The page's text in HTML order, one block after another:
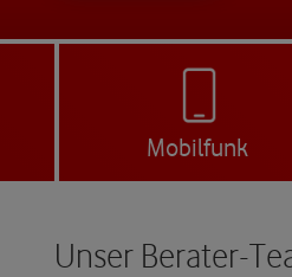
Mobilfunk
Unser Berater-